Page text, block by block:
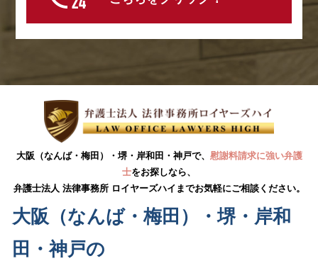
大阪（なんば・梅田）・堺・岸和田・神戸で、 慰謝料請求に強い弁護
士をお探しなら、
弁護士法人 法律事務所 ロイヤーズハイまでお気軽にご相談ください。
大阪（なんば・梅田）・堺・岸和
田・神戸の